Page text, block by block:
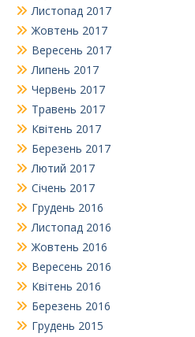
Листопад 2017
Жовтень 2017
Вересень 2017
Липень 2017
Червень 2017
Травень 2017
Квітень 2017
Березень 2017
Лютий 2017
Січень 2017
Грудень 2016
Листопад 2016
Жовтень 2016
Вересень 2016
Квітень 2016
Березень 2016
Грудень 2015